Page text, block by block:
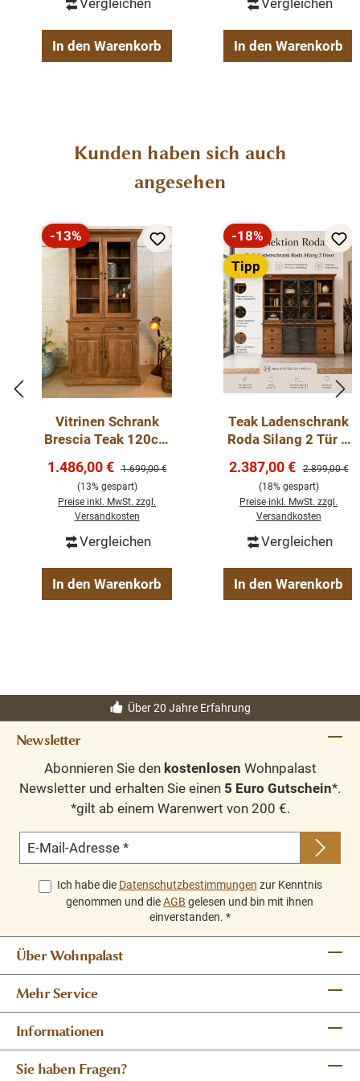
ein Unikat
2-teilig
1 Oberteil
Vergleichen
In den Warenkorb
Vergleichen
In den Warenkorb
Produktgalerie überspringen
Kunden haben sich auch
angesehen
Rabatt
-13%
Vitrinen Schrank
Brescia Teak 120cm
Teak Massivholz
Verkaufspreis:
1.486,00 € Regulärer Preis:
1.699,00 €
(13% gespart)
Preise inkl. MwSt. zzgl.
Versandkosten
Vergleichen
In den Warenkorb
Rabatt
-18%
Tipp
Teak Ladenschrank
Roda Silang 2 Tür –
Industriestil
Verkaufspreis:
2.387,00 € Regulärer
2.899,00 €
(18% gespart)
Preise inkl. MwSt. zzgl.
Versandkosten
Vergleichen
In den Warenkorb
Über 20 Jahre Erfahrung
Newsletter
Abonnieren Sie den kostenlosen Wohnpalast
Newsletter und erhalten Sie einen 5 Euro Gutschein*.
*gilt ab einem Warenwert von 200 €.
E-Mail-Adresse *
Ich habe die Datenschutzbestimmungen zur Kenntnis
genommen und dieAGB gelesen und bin mit ihnen
einverstanden. *
Über Wohnpalast
Mehr Service
Informationen
Sie haben Fragen?